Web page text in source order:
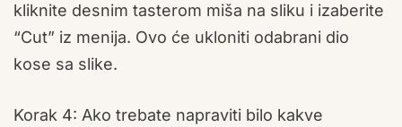
kliknite desnim tasterom miša na sliku i izaberite
“Cut” iz menija. Ovo će ukloniti odabrani dio
kose sa slike.
Korak 4: Ako trebate napraviti bilo kakve